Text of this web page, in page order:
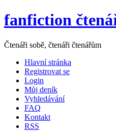
fanfiction
Čtenáři sobě, čtenáři čtenářům
Hlavní stránka
Registrovat se
Login
Můj deník
Vyhledávání
FAQ
Kontakt
RSS